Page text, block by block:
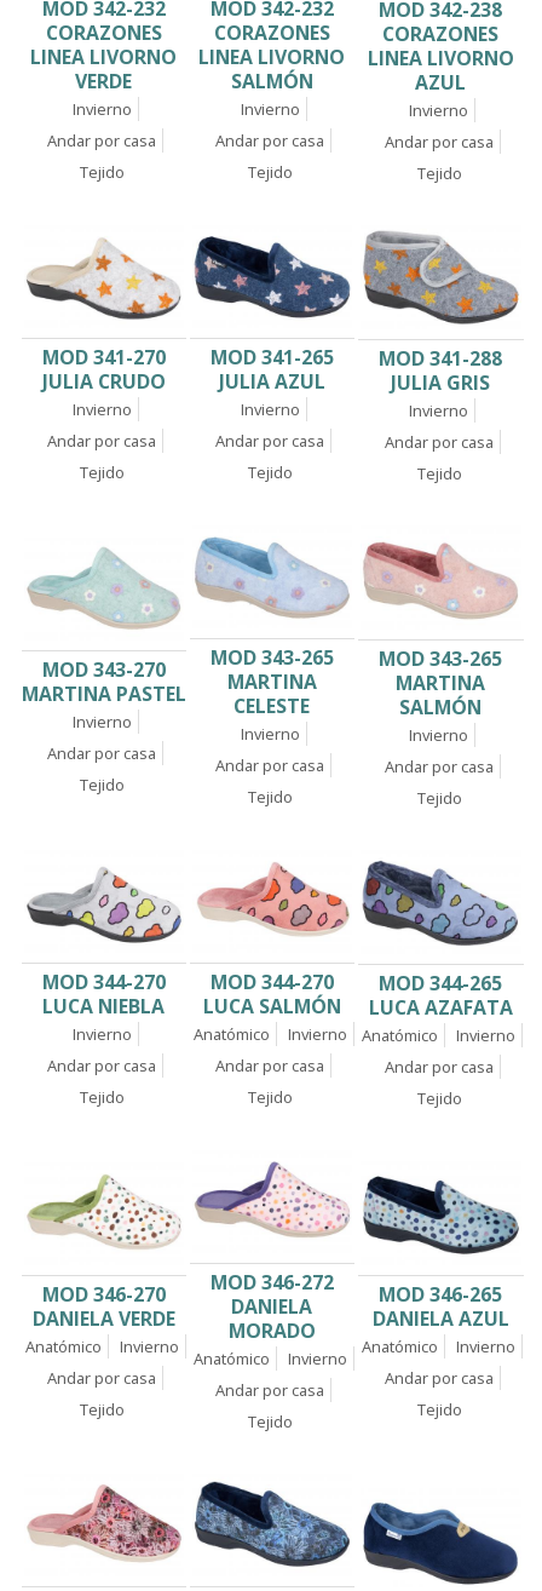
MOD 342-232
CORAZONES
LINEA LIVORNO
VERDE
Invierno
Andar por casa
Tejido
MOD 342-232
CORAZONES
LINEA LIVORNO
SALMÓN
Invierno
Andar por casa
Tejido
MOD 342-238
CORAZONES
LINEA LIVORNO
AZUL
Invierno
Andar por casa
Tejido
MOD 341-270
JULIA CRUDO
Invierno
Andar por casa
Tejido
MOD 341-265
JULIA AZUL
Invierno
Andar por casa
Tejido
MOD 341-288
JULIA GRIS
Invierno
Andar por casa
Tejido
MOD 343-270
MARTINA PASTEL
Invierno
Andar por casa
Tejido
MOD 343-265
MARTINA
CELESTE
Invierno
Andar por casa
Tejido
MOD 343-265
MARTINA
SALMÓN
Invierno
Andar por casa
Tejido
MOD 344-270
LUCA NIEBLA
Invierno
Andar por casa
Tejido
MOD 344-270
LUCA SALMÓN
Anatómico
Invierno
Andar por casa
Tejido
MOD 344-265
LUCA AZAFATA
Anatómico
Invierno
Andar por casa
Tejido
MOD 346-270
DANIELA VERDE
Anatómico
Invierno
Andar por casa
Tejido
MOD 346-272
DANIELA
MORADO
Anatómico
Invierno
Andar por casa
Tejido
MOD 346-265
DANIELA AZUL
Anatómico
Invierno
Andar por casa
Tejido